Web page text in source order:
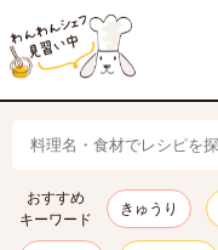
おすすめ
キーワード
きゅうり